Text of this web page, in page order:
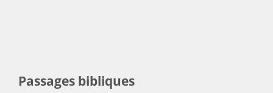
Passages bibliques